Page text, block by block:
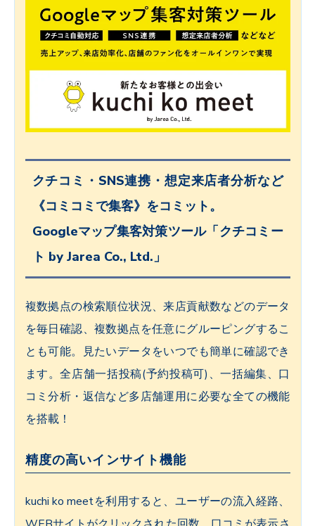
クチコミ・SNS連携・想定来店者分析など
《コミコミで集客》をコミット。
Googleマップ集客対策ツール「クチコミー
ト by Jarea Co., Ltd.」
複数拠点の検索順位状況、来店貢献数などのデータ
を毎日確認、複数拠点を任意にグルーピングするこ
とも可能。見たいデータをいつでも簡単に確認でき
ます。全店舗一括投稿(予約投稿可)、一括編集、口
コミ分析・返信など多店舗運用に必要な全ての機能
を搭載！
精度の高いインサイト機能
kuchi ko meetを利用すると、ユーザーの流入経路、